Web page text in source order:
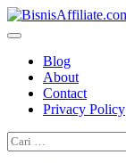
Skip
to
Blog
About
Contact
Privacy Policy
Cari
untuk: